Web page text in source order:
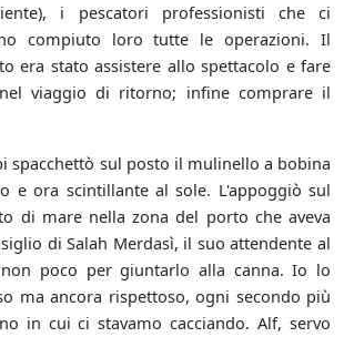
i pescatori professionisti che ci
compiuto loro tutte le operazioni. Il
era stato assistere allo spettacolo e fare
viaggio di ritorno; infine comprare il
spacchettò sul posto il mulinello a bobina
e ora scintillante al sole. L'appoggiò sul
di mare nella zona del porto che aveva
di Salah Merdasì, il suo attendente al
poco per giuntarlo alla canna. Io lo
ma ancora rispettoso, ogni secondo più
in cui ci stavamo cacciando. Alf, servo